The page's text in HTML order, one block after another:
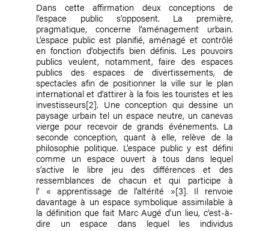
Dans cette affirmation deux conceptions de
l’espace public s’opposent. La première,
pragmatique, concerne l’aménagement urbain.
L’espace public est planifié, aménagé et contrôlé
en fonction d’objectifs bien définis. Les pouvoirs
publics veulent, notamment, faire des espaces
publics des espaces de divertissements, de
spectacles afin de positionner la ville sur le plan
international et d’attirer à la fois les touristes et les
investisseurs[2]. Une conception qui dessine un
paysage urbain tel un espace neutre, un canevas
vierge pour recevoir de grands événements. La
seconde conception, quant à elle, relève de la
philosophie politique. L’espace public y est défini
comme un espace ouvert à tous dans lequel
s’active le libre jeu des différences et des
ressemblances de chacun et qui participe à
l’ « apprentissage de l’altérité »[3]. Il renvoie
davantage à un espace symbolique assimilable à
la définition que fait Marc Augé d’un lieu, c’est-à-
dire un espace dans lequel les individus